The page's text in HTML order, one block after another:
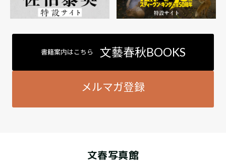
書籍案内はこちら 文藝春秋BOOKS
メルマガ登録
文春写真館